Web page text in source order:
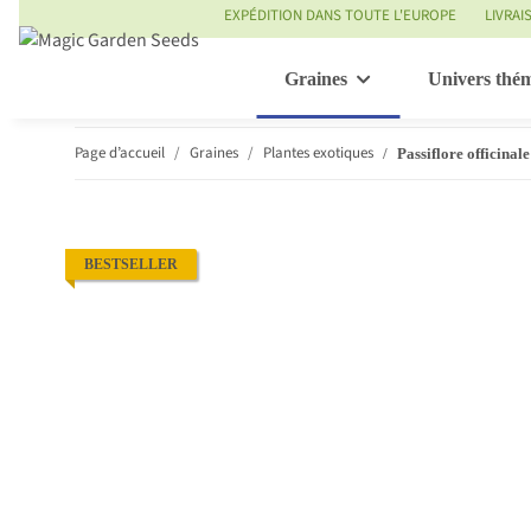
EXPÉDITION DANS TOUTE L'EUROPE
Graines Univers
Page d’accueil Graines Plantes exotiques Passiflore
BESTSELLER